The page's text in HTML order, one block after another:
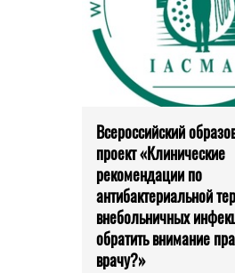
Всероссийский
проект «Клинические
рекомендации по
антибактериальной
внебольничных
обратить внимание
врачу?»